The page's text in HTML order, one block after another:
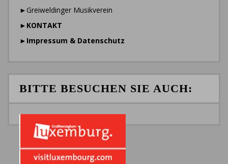
►Greiweldinger Musikverein
► KONTAKT
► Impressum & Datenschutz
BITTE BESUCHEN SIE AUCH: